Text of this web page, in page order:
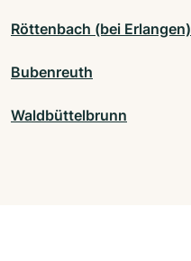
Röttenbach (bei Erlangen)
Bubenreuth
Waldbüttelbrunn